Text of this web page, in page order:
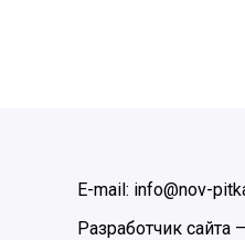
E-mail: info@nov-
Разработчик сайта –